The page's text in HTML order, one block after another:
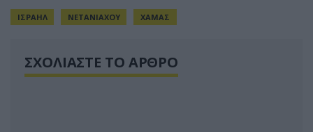
ΙΣΡΑΗΛ ΝΕΤΑΝΙΑΧΟΥ ΧΑΜΑΣ
ΣΧΟΛΙΑΣΤΕ ΤΟ ΑΡΘΡΟ